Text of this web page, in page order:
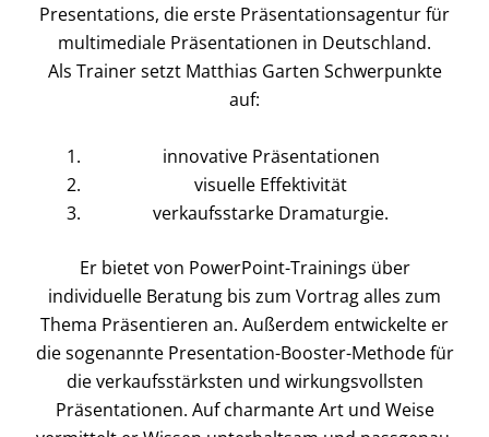
Presentations, die erste Präsentationsagentur für
multimediale Präsentationen in Deutschland.
Als Trainer setzt Matthias Garten Schwerpunkte
auf:
innovative Präsentationen
visuelle Effektivität
verkaufsstarke Dramaturgie.
Er bietet von PowerPoint-Trainings über
individuelle Beratung bis zum Vortrag alles zum
Thema Präsentieren an. Außerdem entwickelte er
die sogenannte Presentation-Booster-Methode für
die verkaufsstärksten und wirkungsvollsten
Präsentationen. Auf charmante Art und Weise